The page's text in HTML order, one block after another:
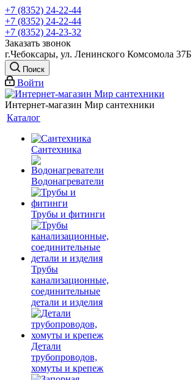
+7 (8352) 24-22-44
+7 (8352) 24-22-44
+7 (8352) 24-23-32
Заказать звонок
г.Чебоксары, ул. Ленинского Комсомола 37Б
Поиск
Войти
Интернет-магазин Мир сантехники
Каталог
Сантехника
Водонагреватели
Трубы и фитинги
Трубы
канализационные,
соединительные
детали и изделия
Детали
трубопроводов,
хомуты и крепеж